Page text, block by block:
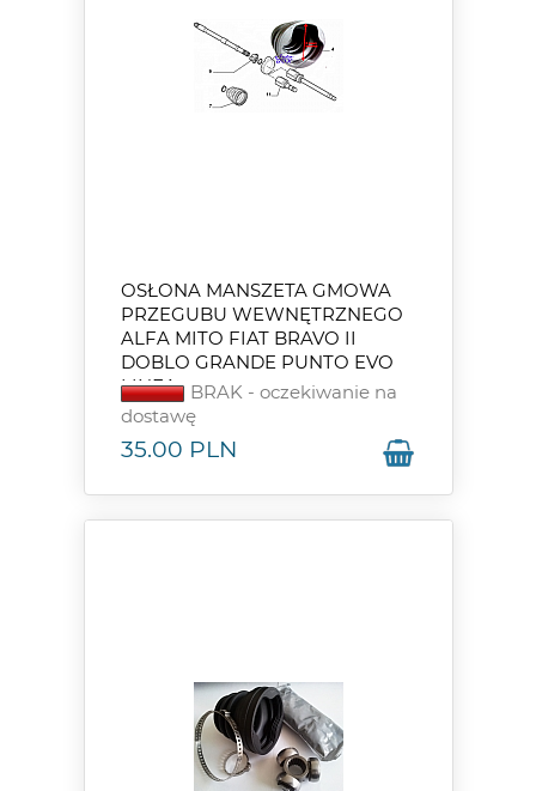
OSŁONA MANSZETA GMOWA
PRZEGUBU WEWNĘTRZNEGO
ALFA MITO FIAT BRAVO II
DOBLO GRANDE PUNTO EVO
LINEA
BRAK - oczekiwanie na
dostawę
35.00 PLN